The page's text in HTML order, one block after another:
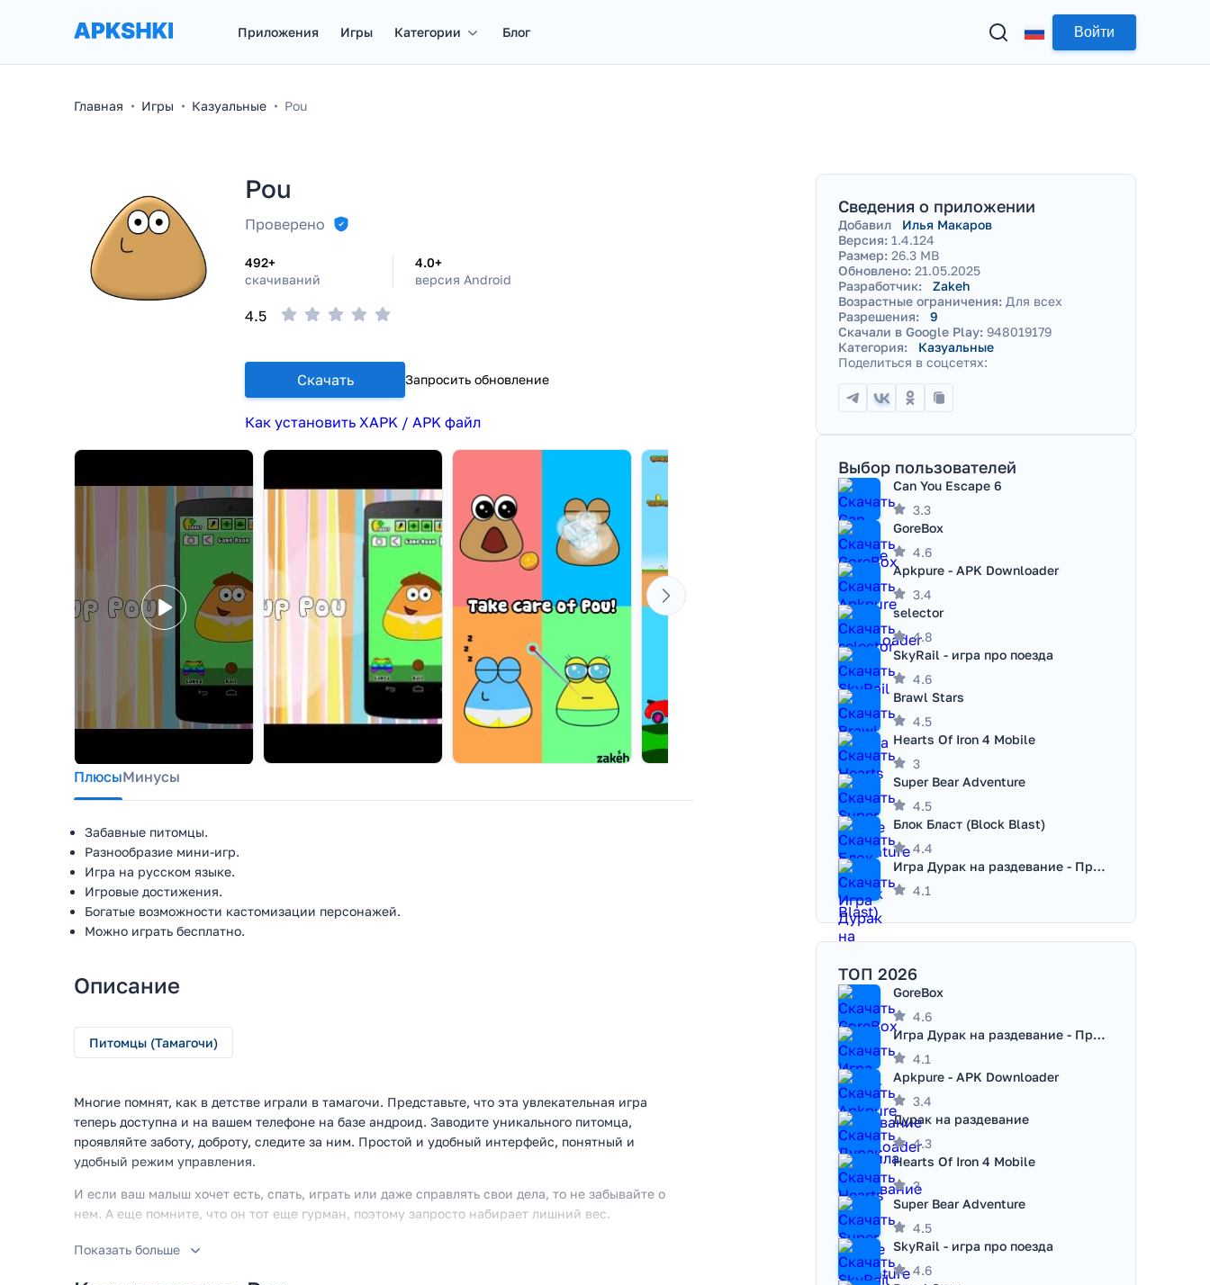
Приложения Игры Категории Блог Войти
Главная Игры Казуальные Pou
Pou
Проверено
492+
скачиваний
4.0+
версия Android
4.5
Скачать Запросить обновление
Как установить XAPK / APK файл
ПлюсыМинусы
Забавные питомцы.
Разнообразие мини-игр.
Игра на русском языке.
Игровые достижения.
Богатые возможности кастомизации персонажей.
Можно играть бесплатно.
Описание
Питомцы (Тамагочи)
Многие помнят, как в детстве играли в тамагочи. Представьте, что эта увлекательная игра
теперь доступна и на вашем телефоне на базе андроид. Заводите уникального питомца,
проявляйте заботу, доброту, следите за ним. Простой и удобный интерфейс, понятный и
удобный режим управления.
И если ваш малыш хочет есть, спать, играть или даже справлять свои дела, то не забывайте о
нем. А еще помните, что он тот еще гурман, поэтому запросто набирает лишний вес.
Пусть ваш уникальный питомец станет другом или возможностью проверить, насколько ваш
Показать больше
Сведения о приложении
Добавил
Илья Макаров
Версия: 1.4.124
Размер: 26.3 MB
Обновлено: 21.05.2025
Разработчик:
Zakeh
Возрастные ограничения: Для всех
Разрешения:
9
Скачали в Google Play: 948019179
Категория:
Казуальные
Поделиться в соцсетях:
Выбор пользователей
Can You Escape 6
3.3
GoreBox
4.6
Apkpure - APK Downloader
3.4
selector
4.8
SkyRail - игра про поезда
4.6
Brawl Stars
4.5
Hearts Of Iron 4 Mobile
3
Super Bear Adventure
4.5
Блок Бласт (Block Blast)
4.4
Игра Дурак на раздевание - Правила игры
4.1
ТОП 2026
GoreBox
4.6
Игра Дурак на раздевание - Правила игры
4.1
Apkpure - APK Downloader
3.4
Дурак на раздевание
4.3
Hearts Of Iron 4 Mobile
3
Super Bear Adventure
4.5
SkyRail - игра про поезда
4.6